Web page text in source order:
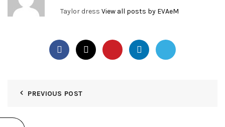
Taylor dress View all posts by EVAeM
PREVIOUS POST